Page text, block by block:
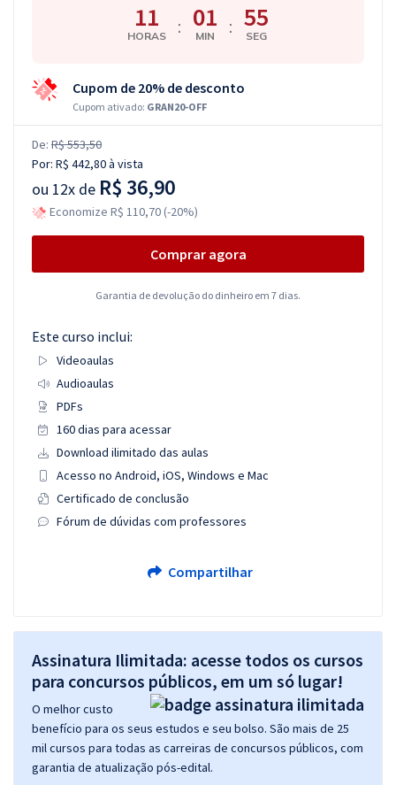
11
HORAS : 01
MIN : 54
SEG
Cupom de 20% de desconto
Cupom ativado: GRAN20-OFF
De: R$ 553,50
Por: R$ 442,80à vista
ou 12x de R$ 36,90
Economize R$ 110,70 (-20%)
Comprar agora
Garantia de devolução do dinheiro em 7 dias.
Este curso inclui:
Videoaulas
Audioaulas
PDFs
160 dias para acessar
Download ilimitado das aulas
Acesso no Android, iOS, Windows e Mac
Certificado de conclusão
Fórum de dúvidas com professores
Compartilhar
Assinatura Ilimitada: acesse todos os cursos
para concursos públicos, em um só lugar!
O melhor custo
benefício para os seus estudos e seu bolso. São mais de 25
mil cursos para todas as carreiras de concursos públicos, com
garantia de atualização pós-edital.